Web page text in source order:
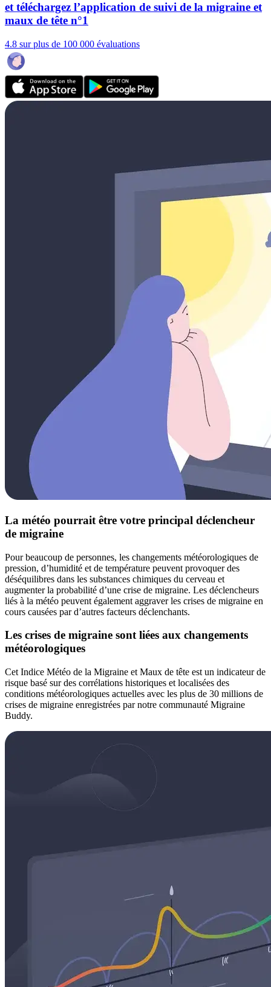
et téléchargez l’application de suivi de la migraine et
maux de tête n°1
4.8 sur plus de 100 000 évaluations
La météo pourrait être votre principal déclencheur
de migraine
Pour beaucoup de personnes, les changements météorologiques de
pression, d’humidité et de température peuvent provoquer des
déséquilibres dans les substances chimiques du cerveau et
augmenter la probabilité d’une crise de migraine. Les déclencheurs
liés à la météo peuvent également aggraver les crises de migraine en
cours causées par d’autres facteurs déclenchants.
Les crises de migraine sont liées aux changements
météorologiques
Cet Indice Météo de la Migraine et Maux de tête est un indicateur de
risque basé sur des corrélations historiques et localisées des
conditions météorologiques actuelles avec les plus de 30 millions de
crises de migraine enregistrées par notre communauté Migraine
Buddy.